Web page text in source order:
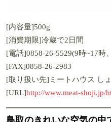
[内容量]500g
[消費期限]冷蔵で2日間
[電話]0858-26-5529(9時~17時
[FAX]0858-26-2983
[取り扱い先]ミートハウス し
[URL]http://www.meat-shoji.jp/
鳥取のきれいな空気の中